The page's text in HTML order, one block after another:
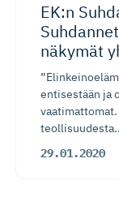
EK:n
näkymät
entisestään ja
29.01.2020